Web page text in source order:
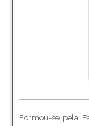
Formou-se pela